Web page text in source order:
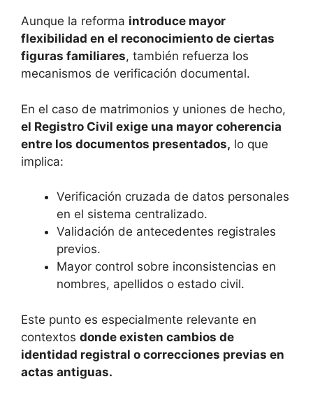
Aunque la reforma introduce mayor
flexibilidad en el reconocimiento de ciertas
figuras familiares, también refuerza los
mecanismos de verificación documental.
En el caso de matrimonios y uniones de hecho,
el Registro Civil exige una mayor coherencia
entre los documentos presentados, lo que
implica:
Verificación cruzada de datos personales
en el sistema centralizado.
Validación de antecedentes registrales
previos.
Mayor control sobre inconsistencias en
nombres, apellidos o estado civil.
Este punto es especialmente relevante en
contextos donde existen cambios de
identidad registral o correcciones previas en
actas antiguas.